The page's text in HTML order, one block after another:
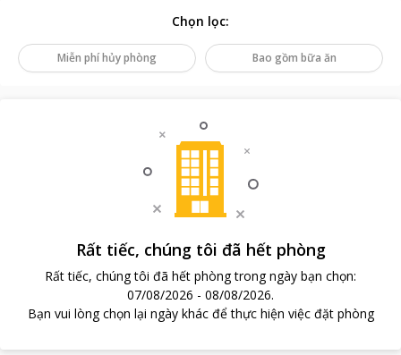
Chọn lọc:
Miễn phí hủy phòng Bao gồm bữa ăn
Rất tiếc, chúng tôi đã hết phòng
Rất tiếc, chúng tôi đã hết phòng trong ngày bạn chọn:
07/08/2026 - 08/08/2026.
Bạn vui lòng chọn lại ngày khác để thực hiện việc đặt phòng